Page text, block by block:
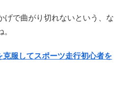
げで曲がり切れないという、な
克服してスポーツ走行初心者を